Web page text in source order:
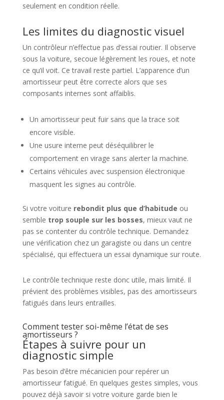
seulement en condition réelle.
Les limites du diagnostic visuel
Un contrôleur n’effectue pas d’essai routier. Il observe
sous la voiture, secoue légèrement les roues, et note
ce qu’il voit. Ce travail reste partiel. L’apparence d’un
amortisseur peut être correcte alors que ses
composants internes sont affaiblis.
Un amortisseur peut fuir sans que la trace soit
encore visible.
Une usure interne peut déséquilibrer le
comportement en virage sans alerter la machine.
Certains véhicules avec suspension électronique
masquent les signes au contrôle.
Si votre voiture rebondit plus que d’habitude ou
semble trop souple sur les bosses, mieux vaut ne
pas se contenter du contrôle technique. Demandez
une vérification chez un garagiste ou dans un centre
spécialisé, qui effectuera un essai dynamique sur route.
Le contrôle technique reste donc utile, mais limité. Il
prévient des problèmes visibles, pas des amortisseurs
fatigués dans leurs entrailles.
Comment tester soi-même l’état de ses
amortisseurs ?
Étapes à suivre pour un
diagnostic simple
Pas besoin d’être mécanicien pour repérer un
amortisseur fatigué. En quelques gestes simples, vous
pouvez déjà savoir si votre voiture garde bien le